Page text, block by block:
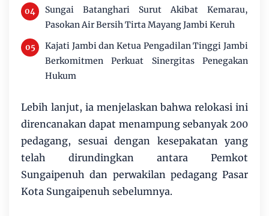
Sungai Batanghari Surut Akibat Kemarau,
Pasokan Air Bersih Tirta Mayang Jambi Keruh
Kajati Jambi dan Ketua Pengadilan Tinggi Jambi
Berkomitmen Perkuat Sinergitas Penegakan
Hukum
Lebih lanjut, ia menjelaskan bahwa relokasi ini
direncanakan dapat menampung sebanyak 200
pedagang, sesuai dengan kesepakatan yang
telah dirundingkan antara Pemkot
Sungaipenuh dan perwakilan pedagang Pasar
Kota Sungaipenuh sebelumnya.